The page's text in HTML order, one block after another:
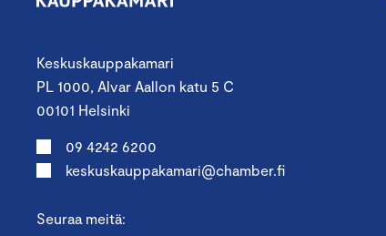
Keskuskauppakamari
PL 1000, Alvar Aallon katu 5 C
00101 Helsinki
09 4242 6200
keskuskauppakamari@chamber.fi
Seuraa meitä: